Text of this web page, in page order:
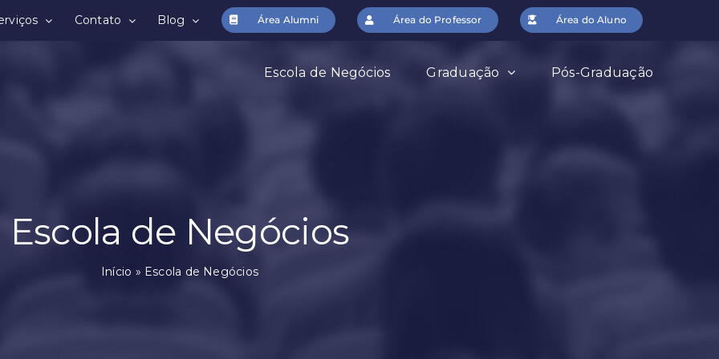
Contato Blog Área Alumni Área do Professor Área do Aluno
Escola de Negócios Graduação Pós-Graduação
Escola de Negócios
Início » Escola de Negócios